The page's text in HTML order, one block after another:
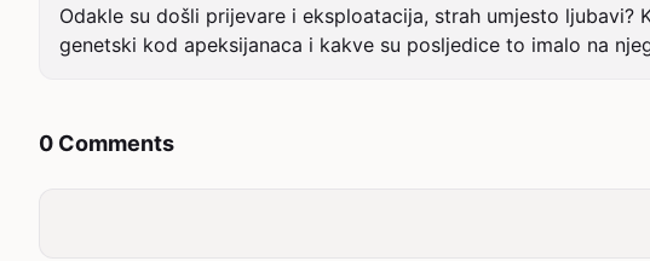
Odakle su došli prijevare i eksploatacija, strah umjesto
genetski kod apeksijanaca i kakve su posljedice to imalo na
0 Comments